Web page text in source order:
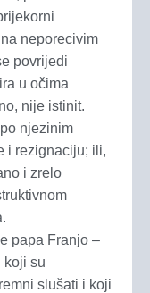
neporecivim
povrijedi
u očima
nije istinit.
njezinim
i rezignaciju; ili,
i zrelo
papa Franjo –
koji su
slušati i koji